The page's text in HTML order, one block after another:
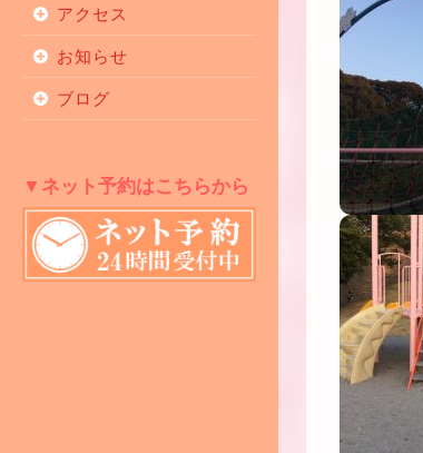
アクセス
お知らせ
ブログ
▼ネット予約はこちらから